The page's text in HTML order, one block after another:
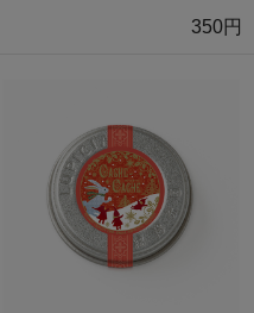
350円